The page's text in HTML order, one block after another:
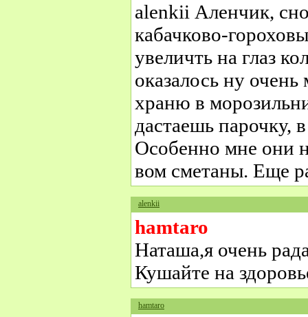
alenkii Аленчик,
кабачково-
увеличть на глаз
оказалось ну
храню в
дастаешь парочку,
Особенно мне они
вом сметаны. Еще
alenkii
hamtaro
Наташа,я очень
Кушайте на
hamtaro